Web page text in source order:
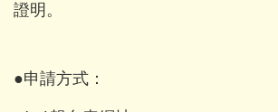
證明。
●申請方式：